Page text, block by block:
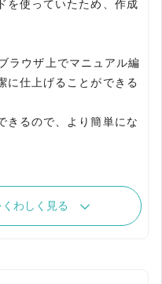
を使っていたため、作成
ラウザ上でマニュアル編
に仕上げることができる
きるので、より簡単にな
わしく見る